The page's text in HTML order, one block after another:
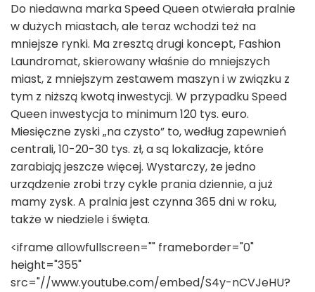
Do niedawna marka Speed Queen otwierała pralnie
w dużych miastach, ale teraz wchodzi też na
mniejsze rynki. Ma zresztą drugi koncept, Fashion
Laundromat, skierowany właśnie do mniejszych
miast, z mniejszym zestawem maszyn i w związku z
tym z niższą kwotą inwestycji. W przypadku Speed
Queen inwestycja to minimum 120 tys. euro.
Miesięczne zyski „na czysto” to, według zapewnień
centrali, 10-20-30 tys. zł, a są lokalizacje, które
zarabiają jeszcze więcej. Wystarczy, że jedno
urządzenie zrobi trzy cykle prania dziennie, a już
mamy zysk. A pralnia jest czynna 365 dni w roku,
także w niedziele i święta.
<iframe allowfullscreen="" frameborder="0"
height="355"
src="//www.youtube.com/embed/S4y-nCVJeHU?